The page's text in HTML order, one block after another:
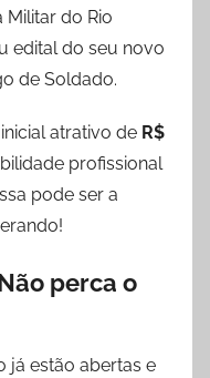
Militar do Rio
edital do seu novo
de Soldado.
atrativo de R$
profissional
pode ser a
perca o
já estão abertas e